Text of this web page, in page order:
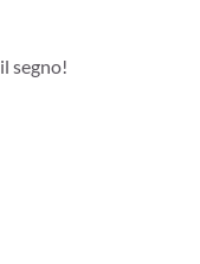
segno!